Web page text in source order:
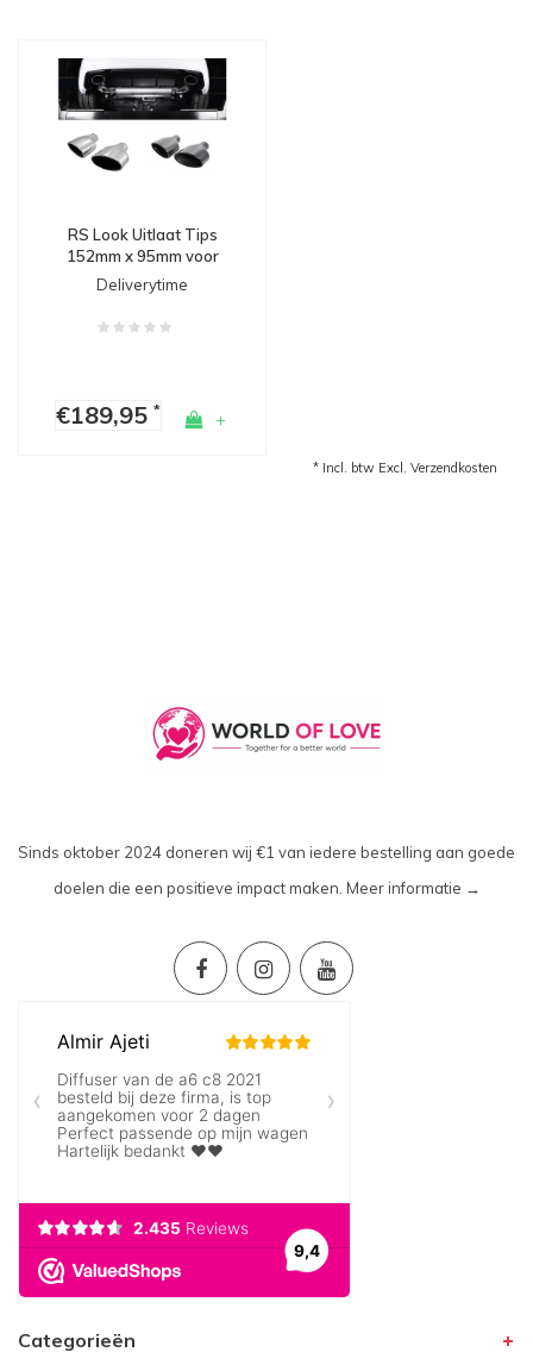
RS Look Uitlaat Tips
152mm x 95mm voor
Audi
Deliverytime
€189,95* +
* Incl. btw Excl. Verzendkosten
Sinds oktober 2024 doneren wij €1 van iedere bestelling aan goede
doelen die een positieve impact maken. Meer informatie →
Categorieën